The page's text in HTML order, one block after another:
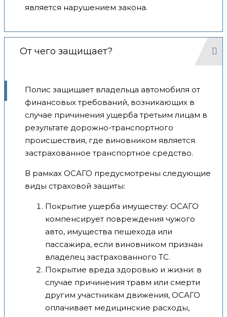
является нарушением закона.
От чего защищает?
Полис защищает владельца автомобиля от
финансовых требований, возникающих в
случае причинения ущерба третьим лицам в
результате дорожно-транспортного
происшествия, где виновником является
застрахованное транспортное средство.
В рамках ОСАГО предусмотрены следующие
виды страховой защиты:
Покрытие ущерба имуществу: ОСАГО
компенсирует повреждения чужого
авто, имущества пешехода или
пассажира, если виновником признан
владелец застрахованного ТС.
Покрытие вреда здоровью и жизни: в
случае причинения травм или смерти
другим участникам движения, ОСАГО
оплачивает медицинские расходы,